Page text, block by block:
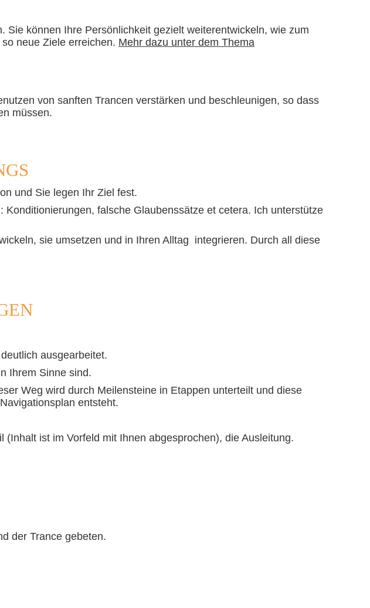
können Ihre Persönlichkeit gezielt weiterentwickeln, wie zum
neue Ziele erreichen. Mehr dazu unter dem Thema
von sanften Trancen verstärken und beschleunigen, so dass
müssen.
und Sie legen Ihr Ziel fest.
falsche Glaubenssätze et cetera. Ich unterstütze
sie umsetzen und in Ihren Alltag integrieren. Durch all diese
ausgearbeitet.
Ihrem Sinne sind.
Weg wird durch Meilensteine in Etappen unterteilt und diese
entsteht.
ist im Vorfeld mit Ihnen abgesprochen), die Ausleitung.
der Trance gebeten.